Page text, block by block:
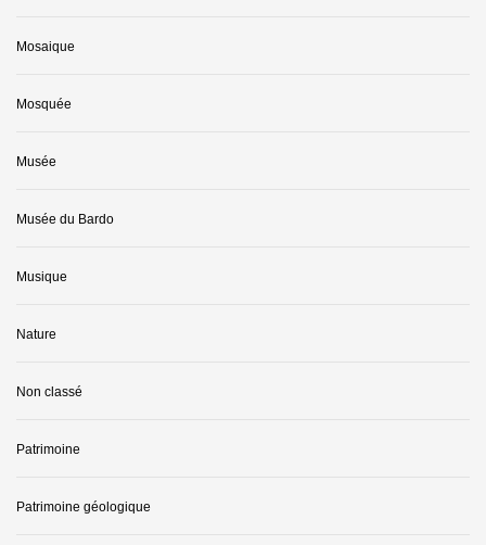
Mosaique
Mosquée
Musée
Musée du Bardo
Musique
Nature
Non classé
Patrimoine
Patrimoine géologique